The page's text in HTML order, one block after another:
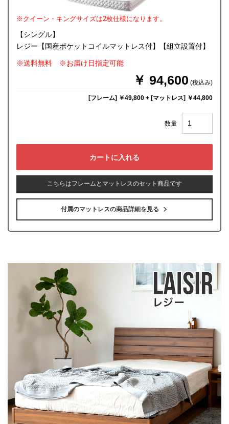
※クイーン・キングサイズは2枚仕様になります。
【シングル】
レジー【国産ポケットコイルマットレス付】【組立設置付】
※送料無料 ※お届け日指定可能
￥ 94,600 (税込み)
[フレーム] ￥49,800 + [マットレス] ￥44,800
数量
こちらはフレームとマットレスのセット商品です
付属のマットレスの商品詳細を見る